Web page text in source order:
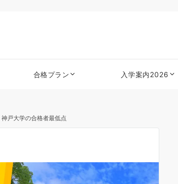
合格プラン 入学案内2026
神戸大学の合格者最低点